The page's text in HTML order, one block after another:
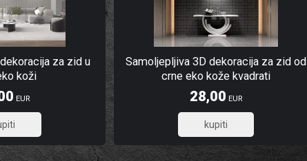
za zid u
koži
EUR
Samoljepljiva 3D dekoracija za zid od
crne eko kože kvadrati
28,00 EUR
22,40